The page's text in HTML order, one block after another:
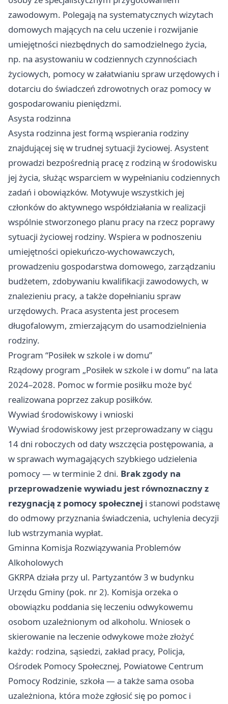
zawodowym. Polegają na systematycznych wizytach
domowych mających na celu uczenie i rozwijanie
umiejętności niezbędnych do samodzielnego życia,
np. na asystowaniu w codziennych czynnościach
życiowych, pomocy w załatwianiu spraw urzędowych i
dotarciu do świadczeń zdrowotnych oraz pomocy w
gospodarowaniu pieniędzmi.
Asysta rodzinna
Asysta rodzinna jest formą wspierania rodziny
znajdującej się w trudnej sytuacji życiowej. Asystent
prowadzi bezpośrednią pracę z rodziną w środowisku
jej życia, służąc wsparciem w wypełnianiu codziennych
zadań i obowiązków. Motywuje wszystkich jej
członków do aktywnego współdziałania w realizacji
wspólnie stworzonego planu pracy na rzecz poprawy
sytuacji życiowej rodziny. Wspiera w podnoszeniu
umiejętności opiekuńczo-wychowawczych,
prowadzeniu gospodarstwa domowego, zarządzaniu
budżetem, zdobywaniu kwalifikacji zawodowych, w
znalezieniu pracy, a także dopełnianiu spraw
urzędowych. Praca asystenta jest procesem
długofalowym, zmierzającym do usamodzielnienia
rodziny.
Program “Posiłek w szkole i w domu”
Rządowy program „Posiłek w szkole i w domu” na lata
2024–2028. Pomoc w formie posiłku może być
realizowana poprzez zakup posiłków.
Wywiad środowiskowy i wnioski
Wywiad środowiskowy jest przeprowadzany w ciągu
14 dni roboczych od daty wszczęcia postępowania, a
w sprawach wymagających szybkiego udzielenia
pomocy — w terminie 2 dni. Brak zgody na
przeprowadzenie wywiadu jest równoznaczny z
rezygnacją z pomocy społecznej i stanowi podstawę
do odmowy przyznania świadczenia, uchylenia decyzji
lub wstrzymania wypłat.
Gminna Komisja Rozwiązywania Problemów
Alkoholowych
GKRPA działa przy ul. Partyzantów 3 w budynku
Urzędu Gminy (pok. nr 2). Komisja orzeka o
obowiązku poddania się leczeniu odwykowemu
osobom uzależnionym od alkoholu. Wniosek o
skierowanie na leczenie odwykowe może złożyć
każdy: rodzina, sąsiedzi, zakład pracy, Policja,
Ośrodek Pomocy Społecznej, Powiatowe Centrum
Pomocy Rodzinie, szkoła — a także sama osoba
uzależniona, która może zgłosić się po pomoc i